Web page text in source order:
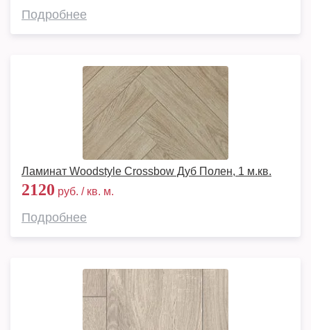
Подробнее
Ламинат Woodstyle Crossbow Дуб Полен, 1 м.кв.
2120 руб. / кв. м.
Подробнее